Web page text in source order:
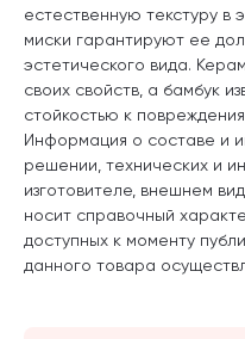
естественную текстуру в
миски гарантируют ее
эстетического вида.
своих свойств, а бамбук
стойкостью к
Информация о составе и
решении, технических и
изготовителе, внешнем
носит справочный
доступных к моменту
данного товара